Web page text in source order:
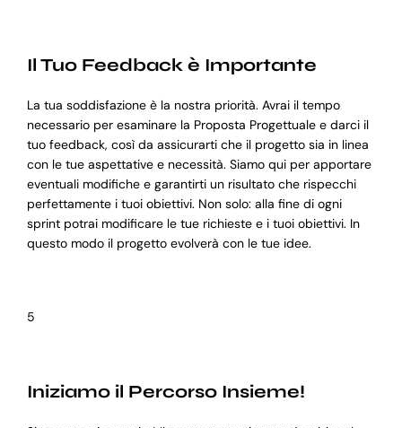
Il Tuo Feedback è Importante
La tua soddisfazione è la nostra priorità. Avrai il tempo
necessario per esaminare la Proposta Progettuale e darci il
tuo feedback, così da assicurarti che il progetto sia in linea
con le tue aspettative e necessità. Siamo qui per apportare
eventuali modifiche e garantirti un risultato che rispecchi
perfettamente i tuoi obiettivi. Non solo: alla fine di ogni
sprint potrai modificare le tue richieste e i tuoi obiettivi. In
questo modo il progetto evolverà con le tue idee.
5
Iniziamo il Percorso Insieme!